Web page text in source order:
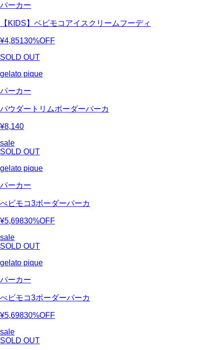
パーカー
【KIDS】ベビモコアイスクリームフーディ
¥4,85130%OFF
SOLD OUT
gelato pique
パーカー
パウダートリムボーダーパーカ
¥8,140
sale
SOLD OUT
gelato pique
パーカー
べビモコ3ボーダーパーカ
¥5,69830%OFF
sale
SOLD OUT
gelato pique
パーカー
べビモコ3ボーダーパーカ
¥5,69830%OFF
sale
SOLD OUT